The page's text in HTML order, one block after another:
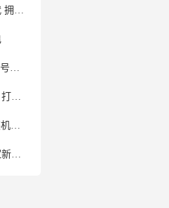
跨年分享会开篇语：致敬时代 拥抱变革
农村地区的“光伏发电骗局”，号称能用屋顶赚钱，不少人已经上当
河南焦作：统筹太阳能资源，打造百万千瓦级光伏基地
87.41GW！2022年光伏新增装机规模发布
山东：推动更多项目纳入国家新增风光大基地项目